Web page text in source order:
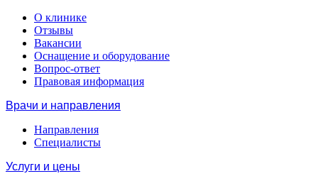
О клинике
Отзывы
Вакансии
Оснащение и оборудование
Вопрос-ответ
Правовая информация
Врачи и направления
Направления
Специалисты
Услуги и цены